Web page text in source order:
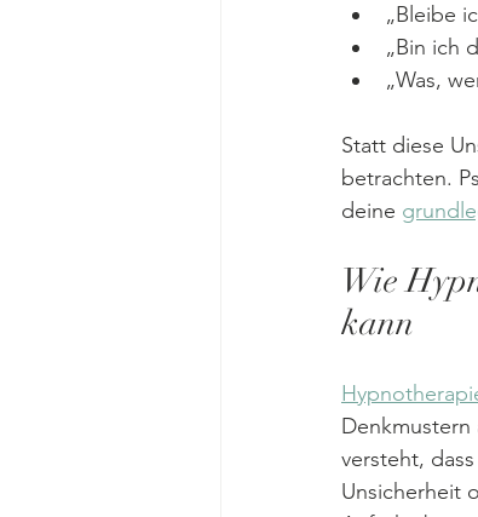
„Bleibe
„Bin ich
„Was,
Statt diese
betrachten.
deine
Wie
kann
versteht,
Unsicherheit